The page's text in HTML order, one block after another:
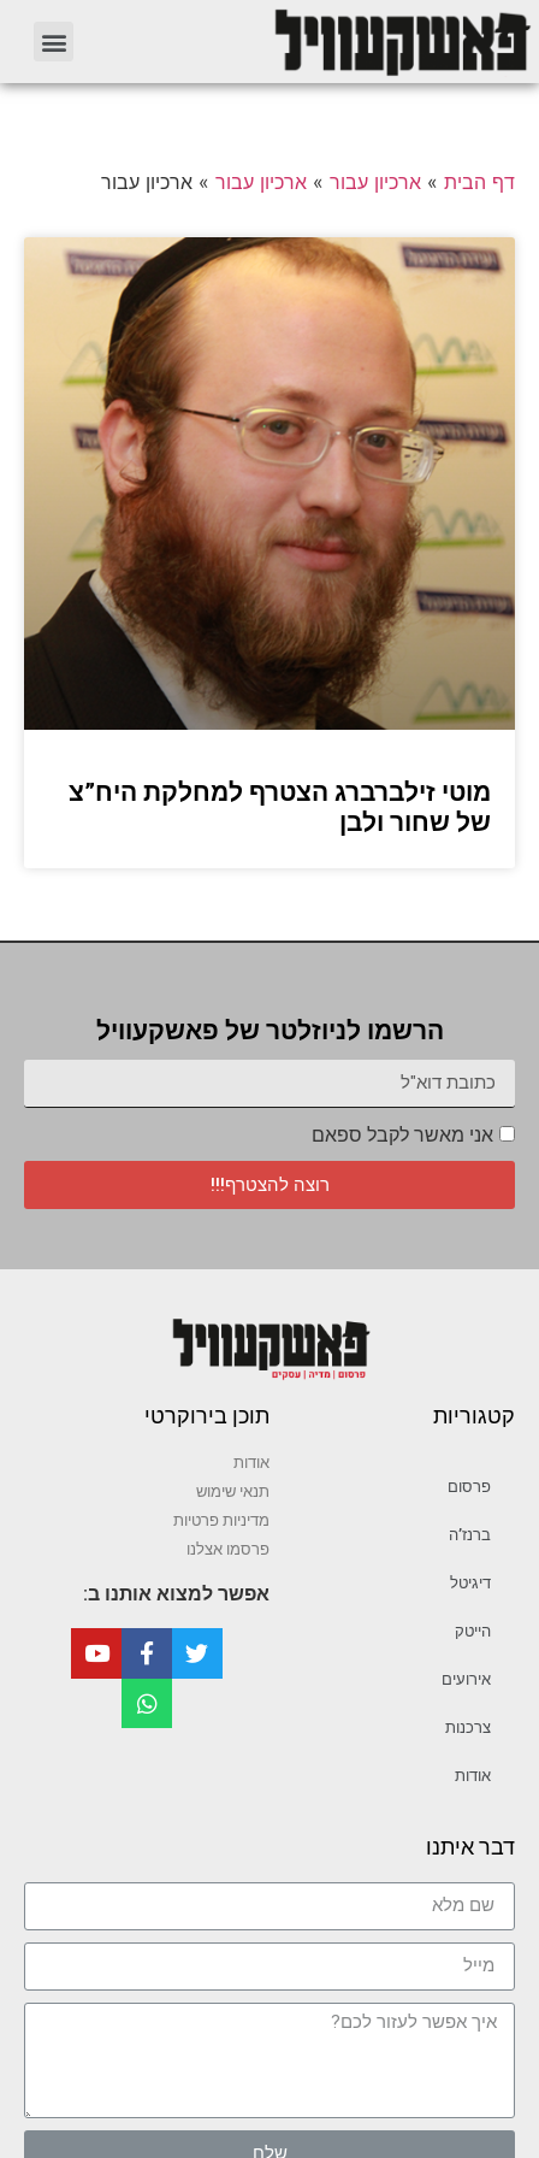
דף הבית » ארכיון עבור » ארכיון עבור » ארכיון עבור
מוטי זילברברג הצטרף למחלקת היח”צ
של שחור ולבן
הרשמו לניוזלטר של פאשקעוויל
אני מאשר לקבל ספאם
רוצה להצטרף!!!
קטגוריות
פרסום
ברנז’ה
דיגיטל
הייטק
אירועים
צרכנות
אודות
תוכן בירוקרטי
אודות
תנאי שימוש
מדיניות פרטיות
פרסמו אצלנו
אפשר למצוא אותנו ב:
דבר איתנו
שלח